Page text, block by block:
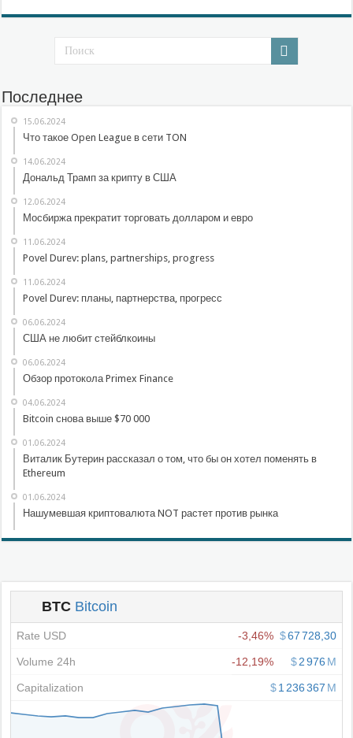
Последнее
15.06.2024
Что такое Open League в сети TON
14.06.2024
Дональд Трамп за крипту в США
12.06.2024
Мосбиржа прекратит торговать долларом и евро
11.06.2024
Povel Durev: plans, partnerships, progress
11.06.2024
Povel Durev: планы, партнерства, прогресс
06.06.2024
США не любит стейблкоины
06.06.2024
Обзор протокола Primex Finance
04.06.2024
Bitcoin снова выше $70 000
01.06.2024
Виталик Бутерин рассказал о том, что бы он хотел поменять в
Ethereum
01.06.2024
Нашумевшая криптовалюта NOT растет против рынка